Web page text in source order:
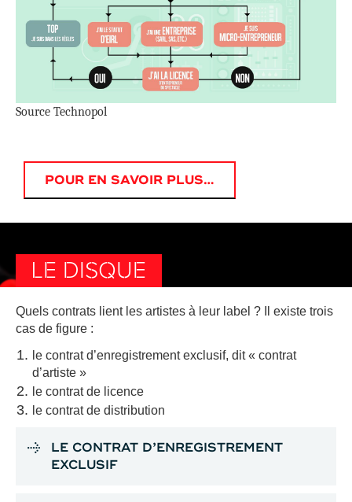
Source Technopol
POUR EN SAVOIR PLUS…
LE DISQUE
Quels contrats lient les artistes à leur label ? Il existe trois
cas de figure :
le contrat d’enregistrement exclusif, dit « contrat
d’artiste »
le contrat de licence
le contrat de distribution
LE CONTRAT D’ENREGISTREMENT
EXCLUSIF